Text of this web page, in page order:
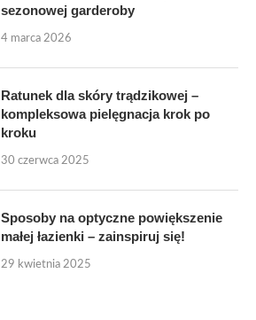
sezonowej garderoby
4 marca 2026
Ratunek dla skóry trądzikowej –
kompleksowa pielęgnacja krok po
kroku
30 czerwca 2025
Sposoby na optyczne powiększenie
małej łazienki – zainspiruj się!
29 kwietnia 2025